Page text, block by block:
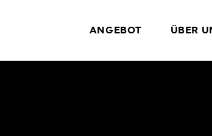
ANGEBOT ÜBER